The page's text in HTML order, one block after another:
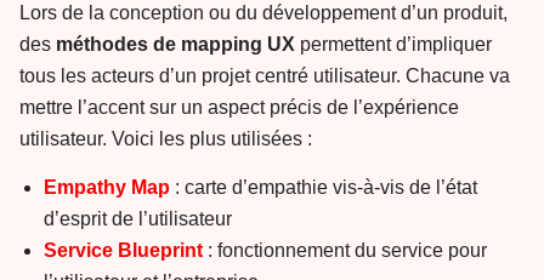
Lors de la conception ou du développement d’un produit,
des méthodes de mapping UX permettent d’impliquer
tous les acteurs d’un projet centré utilisateur. Chacune va
mettre l’accent sur un aspect précis de l’expérience
utilisateur. Voici les plus utilisées :
Empathy Map : carte d’empathie vis-à-vis de l’état
d’esprit de l’utilisateur
Service Blueprint : fonctionnement du service pour